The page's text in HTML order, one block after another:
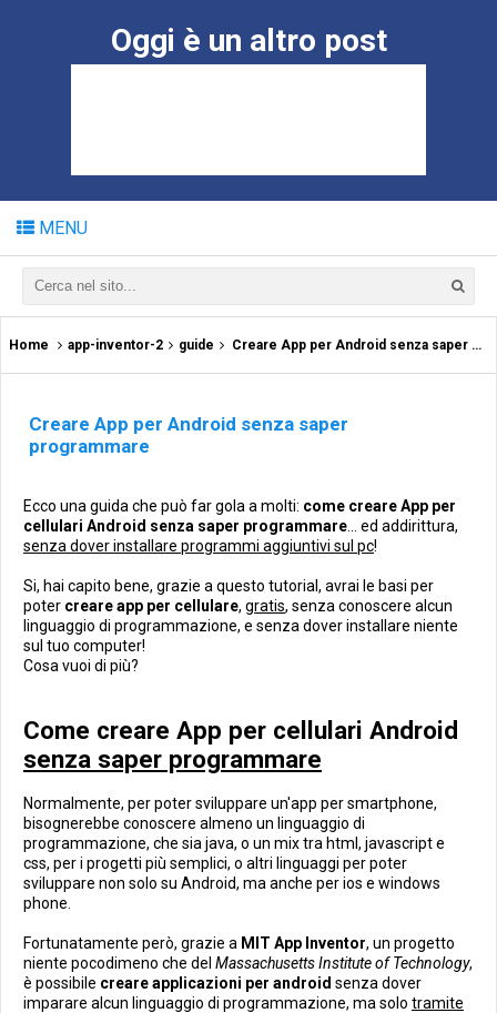
Oggi è un altro post
MENU
Home app-inventor-2 guide Creare App per Android senza saper programmare
Creare App per Android senza saper
programmare
Ecco una guida che può far gola a molti: come creare App per
cellulari Android senza saper programmare ... ed addirittura,
senza dover installare programmi aggiuntivi sul pc!
Si, hai capito bene, grazie a questo tutorial, avrai le basi per
poter creare app per cellulare, gratis, senza conoscere alcun
linguaggio di programmazione, e senza dover installare niente
sul tuo computer!
Cosa vuoi di più?
Come creare App per cellulari Android
senza saper programmare
Normalmente, per poter sviluppare un'app per smartphone,
bisognerebbe conoscere almeno un linguaggio di
programmazione, che sia java, o un mix tra html, javascript e
css, per i progetti più semplici, o altri linguaggi per poter
sviluppare non solo su Android, ma anche per ios e windows
phone.
Fortunatamente però, grazie a MIT App Inventor, un progetto
niente pocodimeno che del Massachusetts Institute of Technology,
è possibile creare applicazioni per android senza dover
imparare alcun linguaggio di programmazione, ma solo tramite